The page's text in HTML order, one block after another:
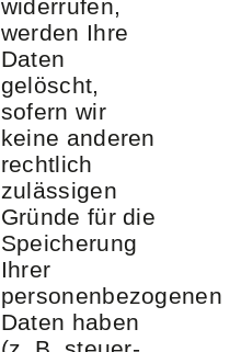
widerrufen,
werden Ihre
Daten
gelöscht,
sofern wir
keine anderen
rechtlich
zulässigen
Gründe für die
Speicherung
Ihrer
personenbezogenen
Daten haben